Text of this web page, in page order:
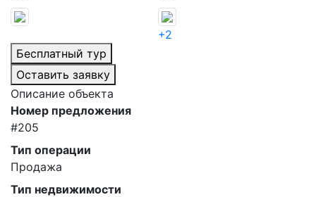
+2
Бесплатный тур
Оставить заявку
Описание объекта
Номер предложения
#205
Тип операции
Продажа
Тип недвижимости